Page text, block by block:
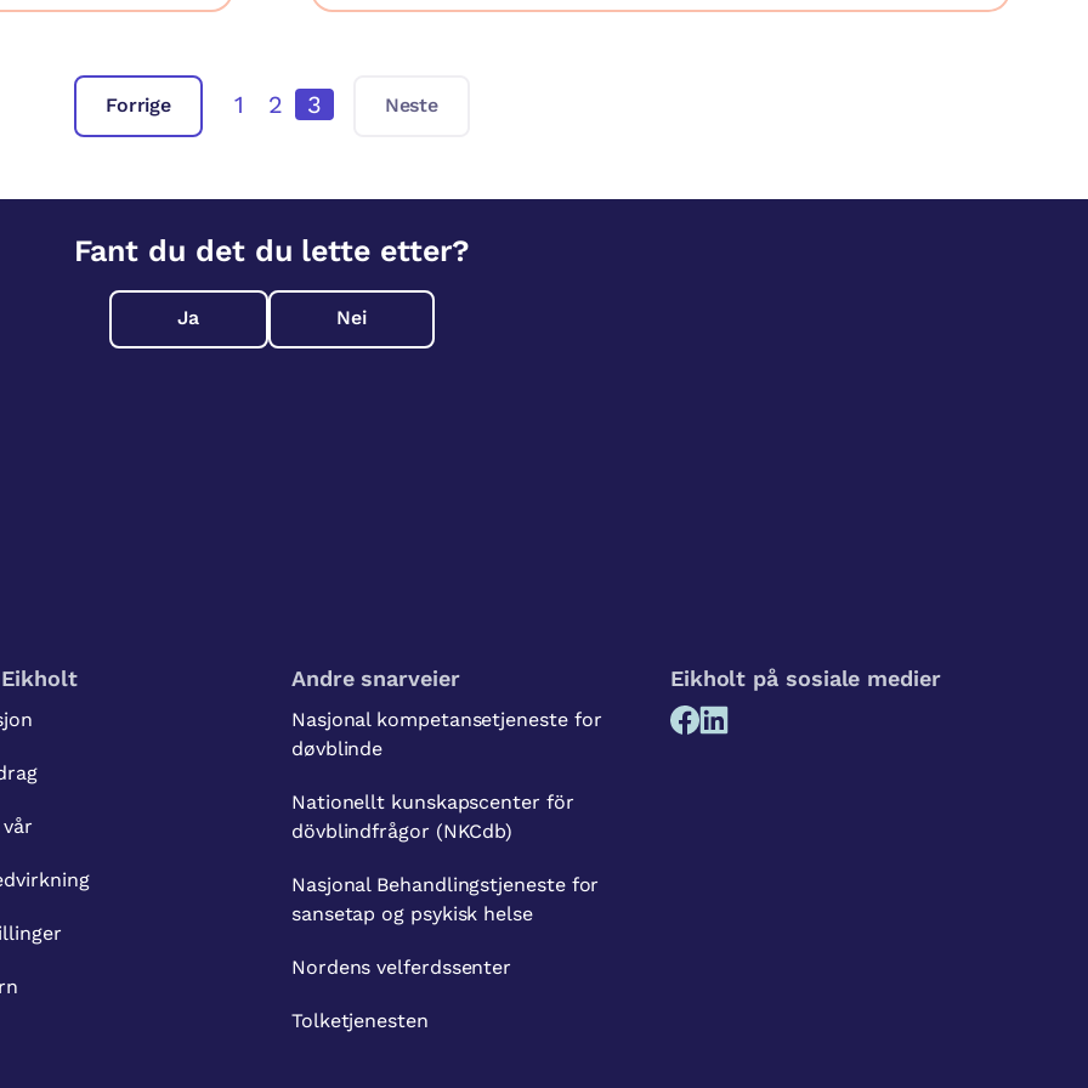
Forrige 1 2 3 Neste
Fant du det du lette etter?
Ja Nei
Andre snarveier
Nasjonal kompetansetjeneste for
døvblinde
Nationellt kunskapscenter för
dövblindfrågor (NKCdb)
Nasjonal Behandlingstjeneste for
sansetap og psykisk helse
Nordens velferdssenter
Tolketjenesten
Eikholt på sosiale medier